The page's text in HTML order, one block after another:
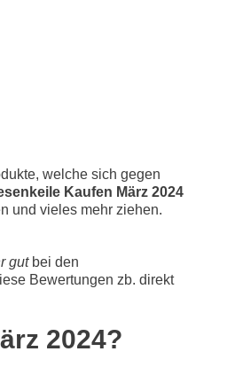
welche sich gegen
Kaufen März 2024
und vieles mehr ziehen.
gutbei den
Bewertungen zb. direkt
2024?